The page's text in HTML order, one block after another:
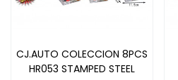
CJ.AUTO COLECCION 8PCS
HR053 STAMPED STEEL